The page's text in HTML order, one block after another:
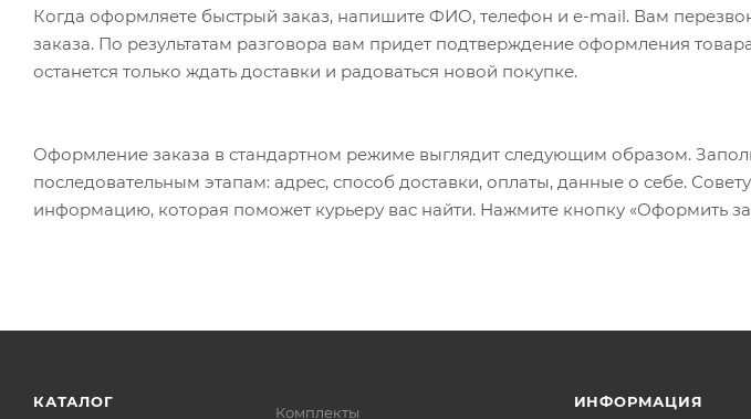
Когда оформляете быстрый заказ, напишите ФИО, телефон и e-mail. Вам
заказа. По результатам разговора вам придет подтверждение оформления
останется только ждать доставки и радоваться новой покупке.
Оформление заказа в стандартном режиме выглядит следующим образом.
последовательным этапам: адрес, способ доставки, оплаты, данные о себе.
информацию, которая поможет курьеру вас найти. Нажмите кнопку «Оформить
КАТАЛОГ
Комплекты
ИНФОРМАЦИЯ